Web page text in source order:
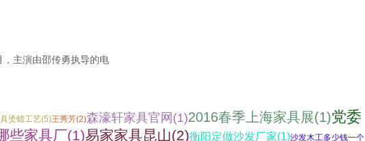
主演由邵传勇执导的电
烫蜡工艺(5)王秀芳(2)森濠轩家具官网(1)2016春季上海家具展(1)党委
些家具厂(1)易家家具昆山(2)衡阳定做沙发厂家(1)沙发木工多少钱一个